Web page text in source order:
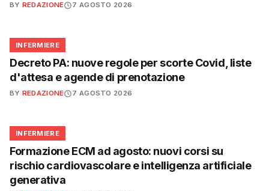
BY REDAZIONE 7 AGOSTO 2026
🩺
INFERMIERE
Decreto PA: nuove regole per scorte Covid, liste
d'attesa e agende di prenotazione
BY REDAZIONE 7 AGOSTO 2026
🩺
INFERMIERE
Formazione ECM ad agosto: nuovi corsi su
rischio cardiovascolare e intelligenza artificiale
generativa